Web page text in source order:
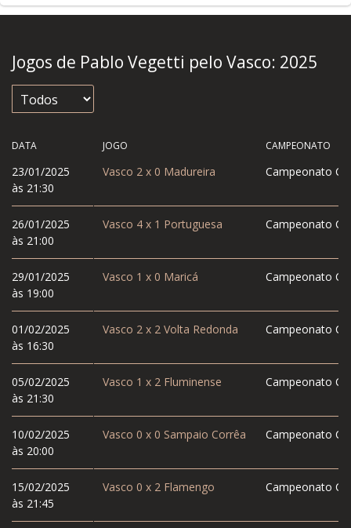
Jogos de Pablo Vegetti pelo Vasco: 2025
DATA
23/01/2025
às 21:30
26/01/2025
às 21:00
29/01/2025
às 19:00
01/02/2025
às 16:30
05/02/2025
às 21:30
10/02/2025
às 20:00
15/02/2025
às 21:45
JOGO CAMPEONATO
Vasco 2 x 0 Madureira Campeonato
Vasco 4 x 1 Portuguesa Campeonato
Vasco 1 x 0 Maricá Campeonato
Vasco 2 x 2Volta Redonda Campeonato
Vasco 1 x 2Fluminense Campeonato
Vasco 0 x 0 Sampaio Corrêa Campeonato
Vasco 0 x 2Flamengo Campeonato